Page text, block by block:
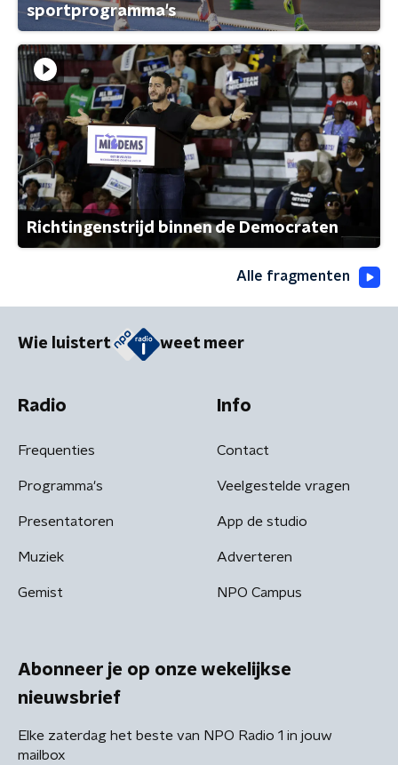
sportprogramma's
Richtingenstrijd binnen de Democraten
Alle fragmenten
Wie luistert weet meer
Radio
Frequenties
Programma's
Presentatoren
Muziek
Gemist
Info
Contact
Veelgestelde vragen
App de studio
Adverteren
NPO Campus
Abonneer je op onze wekelijkse
nieuwsbrief
Elke zaterdag het beste van NPO Radio 1 in jouw
mailbox